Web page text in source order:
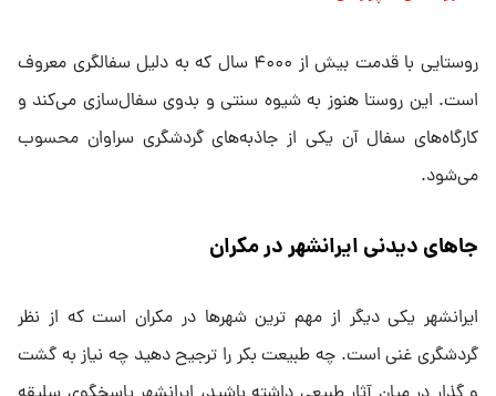
روستایی با قدمت بیش از ۴۰۰۰ سال که به دلیل سفالگری معروف
است. این روستا هنوز به شیوه سنتی و بدوی سفال‌سازی می‌کند و
کارگاه‌های سفال آن یکی از جاذبه‌های گردشگری سراوان محسوب
می‌شود.
جاهای دیدنی ایرانشهر در مکران
ایرانشهر یکی دیگر از مهم ترین شهرها در مکران است که از نظر
گردشگری غنی است. چه طبیعت بکر را ترجیح دهید چه نیاز به گشت